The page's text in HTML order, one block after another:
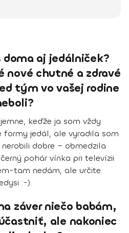
doma aj jedálniček?
nové chutné a zdravé
tým vo vašej rodine
keďže ja som vždy
formy jedál, ale vyradila som
dobre − obmedzila
pohár vínka pri televízii
tam nedám, ale určite
:-).
záver niečo babám,
ale nakoniec